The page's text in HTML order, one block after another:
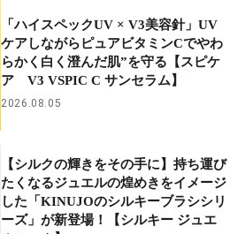
「ハイスペックUV × V3美容針」UV
ケアしながらピュアビタミンCでやわ
らかく白く澄んだ肌”を守る【スピケ
ア V3 VSPIC C サンセラム】
2026.08.05
【シルクの輝きをその手に】持ち運び
たくなるジュエルの煌めきをイメージ
した「KINUJOのシルキーブラシシリ
ーズ」が新登場！【シルキー ジュエ